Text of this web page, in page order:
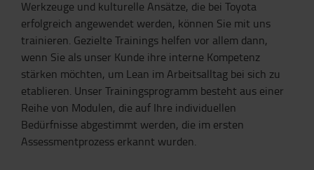
Werkzeuge und kulturelle Ansätze, die bei Toyota
erfolgreich angewendet werden, können Sie mit uns
trainieren. Gezielte Trainings helfen vor allem dann,
wenn Sie als unser Kunde ihre interne Kompetenz
stärken möchten, um Lean im Arbeitsalltag bei sich zu
etablieren. Unser Trainingsprogramm besteht aus einer
Reihe von Modulen, die auf Ihre individuellen
Bedürfnisse abgestimmt werden, die im ersten
Assessmentprozess erkannt wurden.